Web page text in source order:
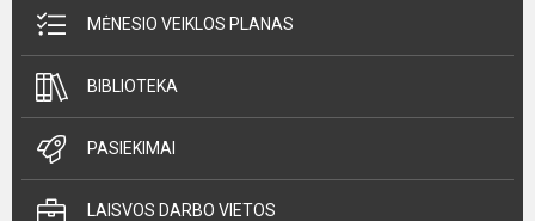
MĖNESIO VEIKLOS PLANAS
BIBLIOTEKA
PASIEKIMAI
LAISVOS DARBO VIETOS